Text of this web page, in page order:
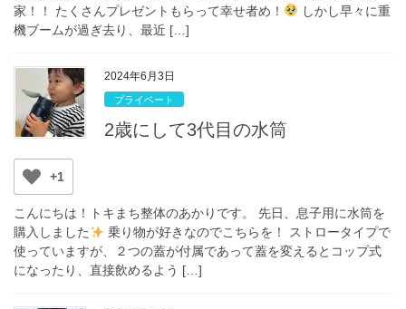
家！！ たくさんプレゼントもらって幸せ者め！
しかし早々に重
機ブームが過ぎ去り、最近 […]
2024年6月3日
プライベート
2歳にして3代目の水筒
+1
こんにちは！トキまち整体のあかりです。 先日、息子用に水筒を
購入しました
乗り物が好きなのでこちらを！ ストロータイプで
使っていますが、２つの蓋が付属であって蓋を変えるとコップ式
になったり、直接飲めるよう […]